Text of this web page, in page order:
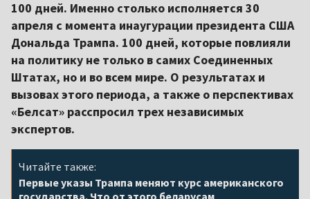
100 дней. Именно столько исполняется 30
апреля с момента инаугурации президента США
Дональда Трампа. 100 дней, которые повлияли
на политику не только в самих Соединенных
Штатах, но и во всем мире. О результатах и
вызовах этого периода, а также о перспективах
«Белсат» расспросил трех независимых
экспертов.
Читайте также:
Первые указы Трампа меняют курс американского